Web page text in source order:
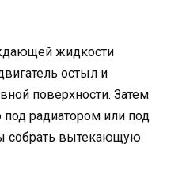
жидкости
остыл и
поверхности. Затем
радиатором или под
собрать вытекающую